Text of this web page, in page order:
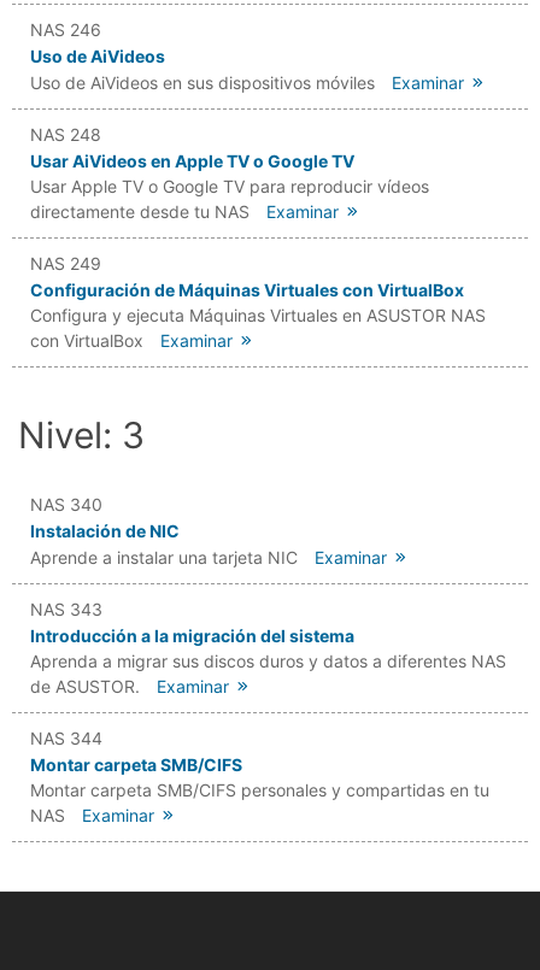
NAS 246
Uso de AiVideos
Uso de AiVideos en sus dispositivos móviles
Examinar
NAS 248
Usar AiVideos en Apple TV o Google TV
Usar Apple TV o Google TV para reproducir vídeos
directamente desde tu NAS
Examinar
NAS 249
Configuración de Máquinas Virtuales con VirtualBox
Configura y ejecuta Máquinas Virtuales en ASUSTOR NAS
con VirtualBox
Examinar
Nivel: 3
NAS 340
Instalación de NIC
Aprende a instalar una tarjeta NIC
Examinar
NAS 343
Introducción a la migración del sistema
Aprenda a migrar sus discos duros y datos a diferentes NAS
de ASUSTOR.
Examinar
NAS 344
Montar carpeta SMB/CIFS
Montar carpeta SMB/CIFS personales y compartidas en tu
NAS
Examinar